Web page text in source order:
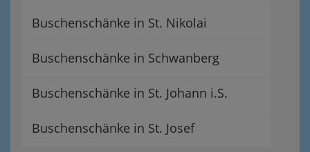
Buschenschänke in St. Nikolai
Buschenschänke in Schwanberg
Buschenschänke in St. Johann i.S.
Buschenschänke in St. Josef